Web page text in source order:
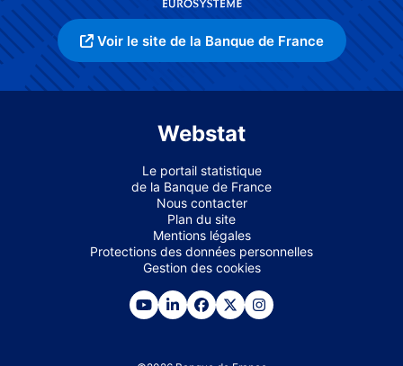
Voir le site de la Banque de France
Webstat
Le portail statistique
de la Banque de France
Nous contacter
Plan du site
Mentions légales
Protections des données personnelles
Gestion des cookies